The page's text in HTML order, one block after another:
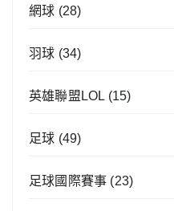
網球 (28)
羽球 (34)
英雄聯盟LOL (15)
足球 (49)
足球國際賽事 (23)